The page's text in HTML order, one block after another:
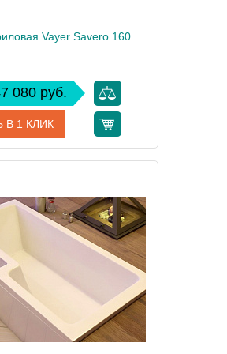
Ванна акриловая Vayer Savero 160x75
080 руб.
В 1 КЛИК
Vayer
61
27